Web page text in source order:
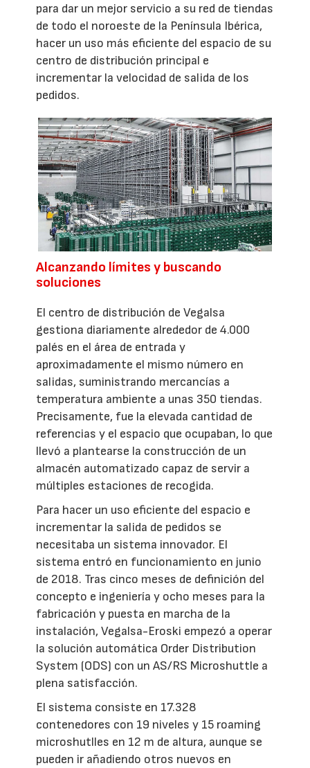
para dar un mejor servicio a su red de tiendas
de todo el noroeste de la Península Ibérica,
hacer un uso más eficiente del espacio de su
centro de distribución principal e
incrementar la velocidad de salida de los
pedidos.
Alcanzando límites y buscando
soluciones
El centro de distribución de Vegalsa
gestiona diariamente alrededor de 4.000
palés en el área de entrada y
aproximadamente el mismo número en
salidas, suministrando mercancías a
temperatura ambiente a unas 350 tiendas.
Precisamente, fue la elevada cantidad de
referencias y el espacio que ocupaban, lo que
llevó a plantearse la construcción de un
almacén automatizado capaz de servir a
múltiples estaciones de recogida.
Para hacer un uso eficiente del espacio e
incrementar la salida de pedidos se
necesitaba un sistema innovador. El
sistema entró en funcionamiento en junio
de 2018. Tras cinco meses de definición del
concepto e ingeniería y ocho meses para la
fabricación y puesta en marcha de la
instalación, Vegalsa-Eroski empezó a operar
la solución automática Order Distribution
System (ODS) con un AS/RS Microshuttle a
plena satisfacción.
El sistema consiste en 17.328
contenedores con 19 niveles y 15 roaming
microshutlles en 12 m de altura, aunque se
pueden ir añadiendo otros nuevos en